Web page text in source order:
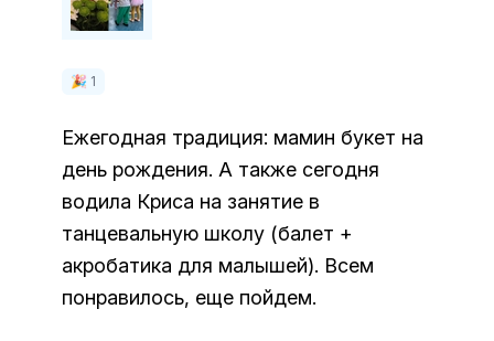
🎉 1
Ежегодная традиция: мамин букет на
день рождения. А также сегодня
водила Криса на занятие в
танцевальную школу (балет +
акробатика для малышей). Всем
понравилось, еще пойдем.